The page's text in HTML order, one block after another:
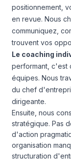
positionnement,
en revue. Nous
communiquez,
trouvent vos
Le coaching
performant, c'est
équipes. Nous
du chef
dirigeante.
Ensuite, nous
stratégique. Pas
d'action
organisation
structuration